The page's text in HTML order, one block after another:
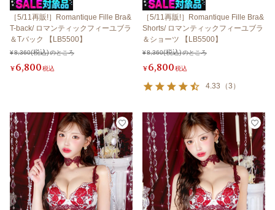
［5/11再販!］Romantique Fille Bra&
T-back/ ロマンティックフィーユブラ
＆Tバック 【LB5500】
¥8,360 のところ
¥6,800税込
［5/11再販!］Romantique Fille Bra&
Shorts/ ロマンティックフィーユブラ
＆ショーツ 【LB5500】
¥8,360 のところ
¥6,800税込
4.33 （3 ）